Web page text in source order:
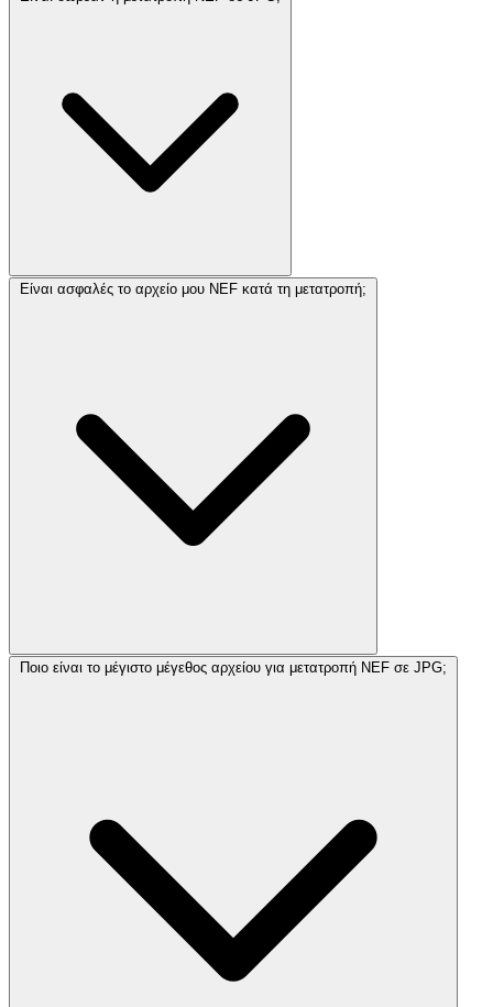
Είναι ασφαλές το αρχείο μου NEF κατά τη μετατροπή;
Ποιο είναι το μέγιστο μέγεθος αρχείου για μετατροπή NEF σε JPG;